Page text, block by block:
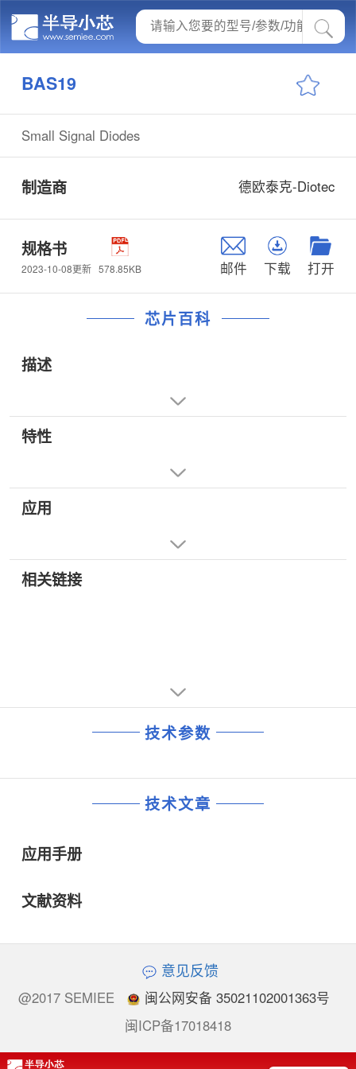
BAS19
Small Signal Diodes
制造商 德欧泰克-Diotec
规格书
2023-10-08更新 578.85KB 邮件 下载 打开
芯片百科
描述
特性
应用
相关链接
技术参数
技术文章
应用手册
文献资料
意见反馈
@2017 SEMIEE
闽公网安备 35021102001363号
闽ICP备17018418